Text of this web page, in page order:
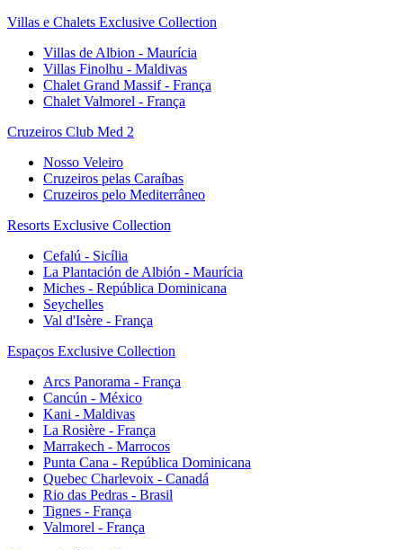
Villas e Chalets Exclusive Collection
Villas de Albion - Maurícia
Villas Finolhu - Maldivas
Chalet Grand Massif - França
Chalet Valmorel - França
Cruzeiros Club Med 2
Nosso Veleiro
Cruzeiros pelas Caraíbas
Cruzeiros pelo Mediterrâneo
Resorts Exclusive Collection
Cefalú - Sicília
La Plantación de Albión - Maurícia
Miches - República Dominicana
Seychelles
Val d'Isère - França
Espaços Exclusive Collection
Arcs Panorama - França
Cancún - México
Kani - Maldivas
La Rosière - França
Marrakech - Marrocos
Punta Cana - República Dominicana
Quebec Charlevoix - Canadá
Rio das Pedras - Brasil
Tignes - França
Valmorel - França